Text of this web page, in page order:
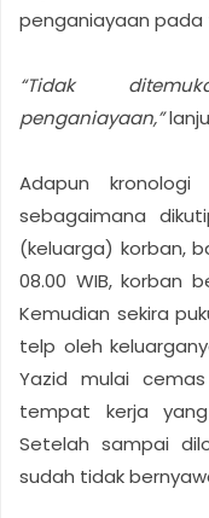
penganiayaan pada
“Tidak
penganiayaan,”
Adapun kronologi
sebagaimana
(keluarga) korban,
08.00 WIB, korban
Kemudian sekira
telp oleh
Yazid mulai
tempat kerja
Setelah sampai
sudah tidak